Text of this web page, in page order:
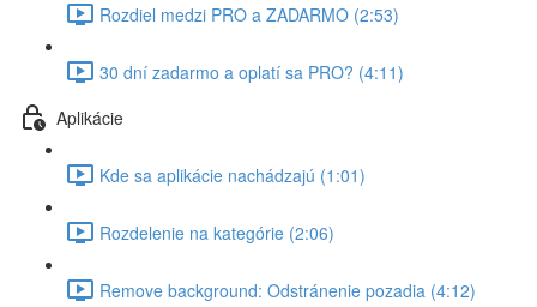
Rozdiel medzi PRO a ZADARMO (2:53)
30 dní zadarmo a oplatí sa PRO? (4:11)
Aplikácie
Kde sa aplikácie nachádzajú (1:01)
Rozdelenie na kategórie (2:06)
Remove background: Odstránenie pozadia (4:12)